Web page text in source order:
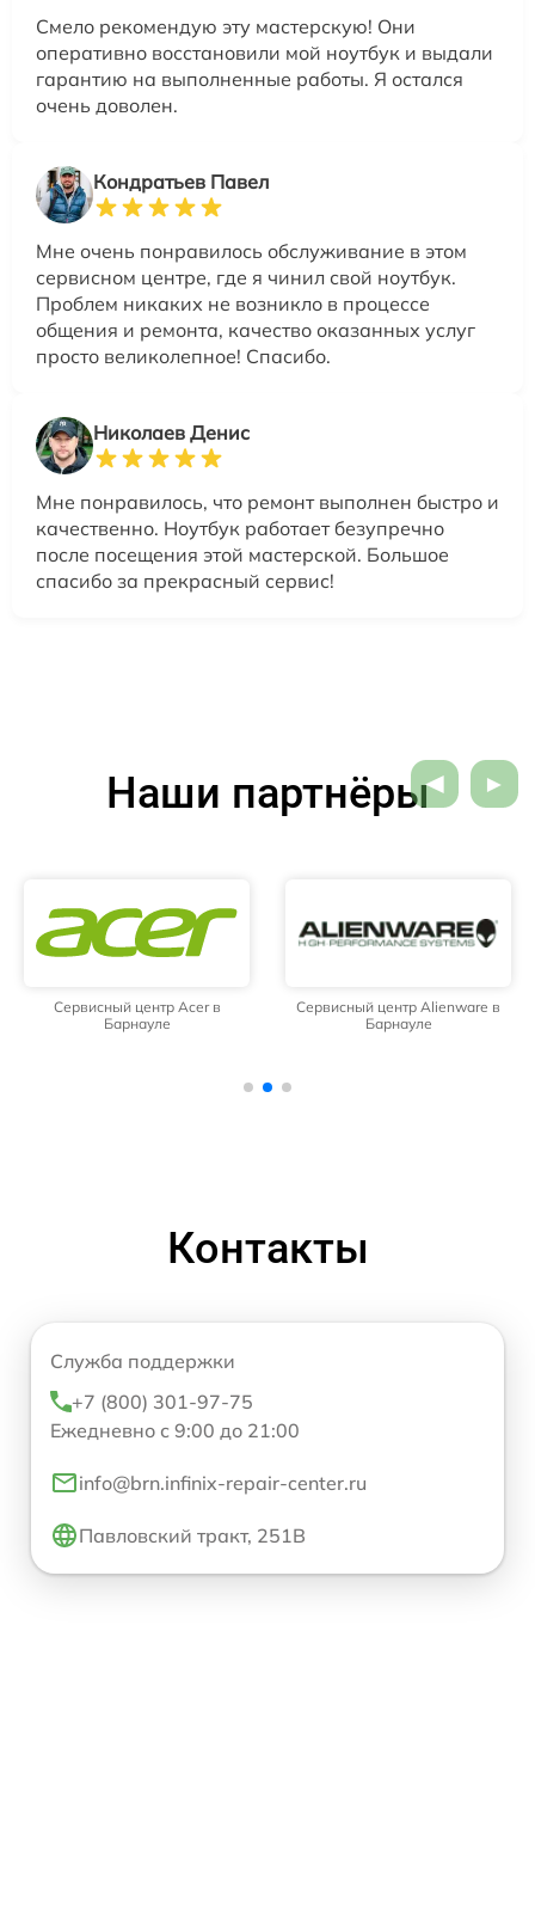
Смело рекомендую эту мастерскую! Они
оперативно восстановили мой ноутбук и выдали
гарантию на выполненные работы. Я остался
очень доволен.
Кондратьев Павел
Мне очень понравилось обслуживание в этом
сервисном центре, где я чинил свой ноутбук.
Проблем никаких не возникло в процессе
общения и ремонта, качество оказанных услуг
просто великолепное! Спасибо.
Николаев Денис
Мне понравилось, что ремонт выполнен быстро и
качественно. Ноутбук работает безупречно
после посещения этой мастерской. Большое
спасибо за прекрасный сервис!
Наши партнёры
Сервисный центр Acer в
Барнауле
Сервисный центр Alienware в
Барнауле
Контакты
Служба поддержки
+7 (800) 301-97-75
Ежедневно с 9:00 до 21:00
info@brn.infinix-repair-center.ru
Павловский тракт, 251В